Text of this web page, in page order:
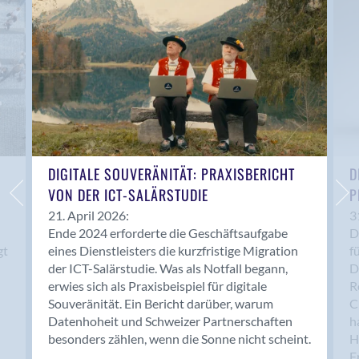
Anwil
Appenzell
Au SG
Baar
Baden
Balsthal
Balzers
Basel
Bassersdorf
Belp
Bendern
Benken (SG)
Bergdietikon
Berlin
Bern
Bern - Liebefeld
DIGITALE SOUVERÄNITÄT: PRAXISBERICHT
VON DER ICT-SALÄRSTUDIE
21. April 2026:
Ende 2024 erforderte die Geschäftsaufgabe
eines Dienstleisters die kurzfristige Migration
der ICT-Salärstudie. Was als Notfall begann,
erwies sich als Praxisbeispiel für digitale
Souveränität. Ein Bericht darüber, warum
Datenhoheit und Schweizer Partnerschaften
besonders zählen, wenn die Sonne nicht scheint.